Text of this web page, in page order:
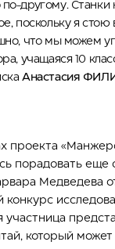
другому. Станки
поскольку я стою
что мы можем
учащаяся 10
Анастасия
проекта
порадовать еще
Медведева
конкурс
участница
который